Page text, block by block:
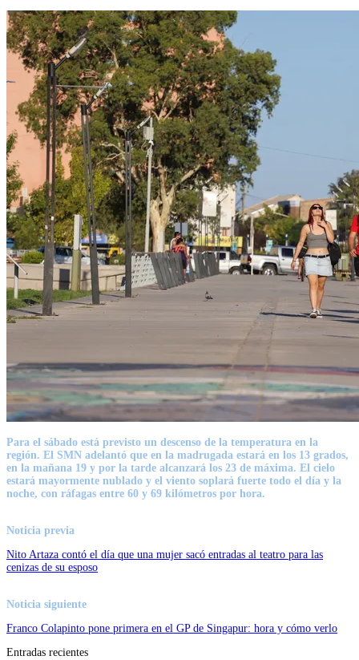
Para el sábado está previsto un descenso de la temperatura en la
región. El SMN adelantó que en la madrugada estará en los 13 grados,
en la mañana 19 y por la tarde alcanzará los 23 de máxima. El cielo
estará mayormente nublado y el viento soplará fuerte todo el día y la
noche, con ráfagas entre 60 y 69 kilómetros por hora.
Noticia previa
Nito Artaza contó el día que una mujer sacó entradas al teatro para las
cenizas de su esposo
Noticia siguiente
Franco Colapinto pone primera en el GP de Singapur: hora y cómo verlo
Entradas recientes